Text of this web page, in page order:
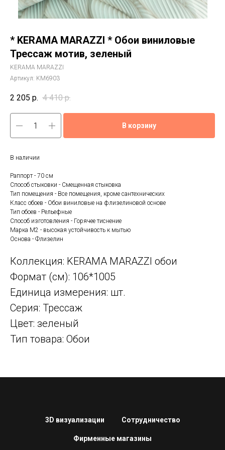
* KERAMA MARAZZI * Обои виниловые
Трессаж мотив, зеленый
KERAMA MARAZZI
Артикул: KM6903
2 205 р. 4 410 р.
В корзину
В наличии
Раппорт - 70 см
Способ стыковки - Смещенная стыковка
Тип помещения - Все помещения, кроме сантехнических
Класс обоев - Обои виниловые на флизелиновой основе
Тип обоев - Рельефные
Способ изготовления - Горячее тиснение
Марка М2 - высокая устойчивость к мытью
Основа - Флизелин
Коллекция: KERAMA MARAZZI обои
Формат (см): 106*1005
Единица измерения: шт.
Серия: Трессаж
Цвет: зеленый
Тип товара: Обои
3D визуализации Сотрудничество
Фирменные магазины